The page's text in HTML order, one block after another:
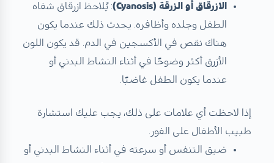
الازرقاق أو الزرقة (Cyanosis)
: يُلاحظ ازرقاق شفاه
الطفل وجلده وأظافره. يحدث ذلك عندما يكون
هناك نقص في الأكسجين في الدم. قد يكون اللون
الأزرق أكثر وضوحًا في أثناء النشاط البدني أو
عندما يكون الطفل غاضبًا.
إذا لاحظت أي علامات على ذلك، يجب عليك استشارة
طبيب الأطفال على الفور.
ضيق التنفس أو سرعته في أثناء النشاط البدني أو